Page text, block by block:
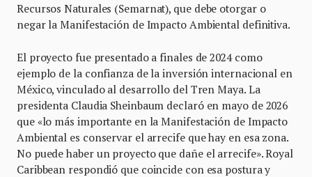
Recursos Naturales (Semarnat), que debe otorgar o
negar la Manifestación de Impacto Ambiental definitiva.
El proyecto fue presentado a finales de 2024 como
ejemplo de la confianza de la inversión internacional en
México, vinculado al desarrollo del Tren Maya. La
presidenta Claudia Sheinbaum declaró en mayo de 2026
que «lo más importante en la Manifestación de Impacto
Ambiental es conservar el arrecife que hay en esa zona.
No puede haber un proyecto que dañe el arrecife». Royal
Caribbean respondió que coincide con esa postura y